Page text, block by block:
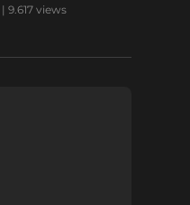
|9.617 views